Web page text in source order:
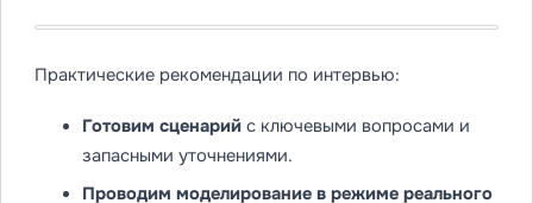
Практические рекомендации по интервью:
Готовим сценарий с ключевыми вопросами и
запасными уточнениями.
Проводим моделирование в режиме реального